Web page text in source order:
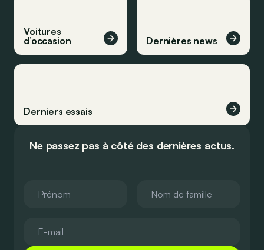
Voitures
d’occasion
Dernières news
Derniers essais
Ne passez pas à côté des dernières actus.